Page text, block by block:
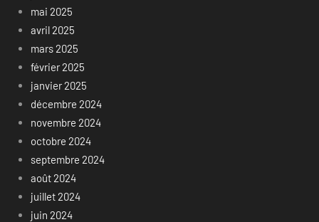
mai 2025
avril 2025
mars 2025
février 2025
janvier 2025
décembre 2024
novembre 2024
octobre 2024
septembre 2024
août 2024
juillet 2024
juin 2024